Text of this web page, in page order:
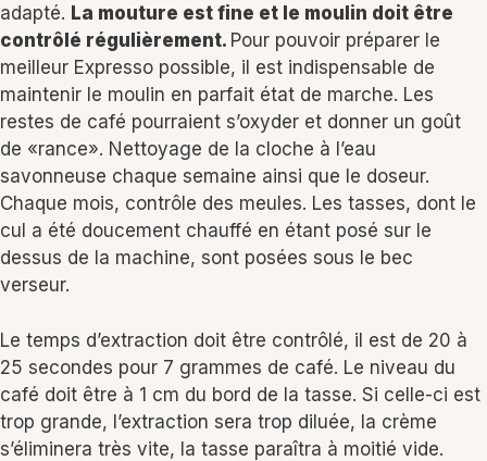
adapté. La mouture est fine et le moulin doit être
contrôlé régulièrement. Pour pouvoir préparer le
meilleur Expresso possible, il est indispensable de
maintenir le moulin en parfait état de marche. Les
restes de café pourraient s’oxyder et donner un goût
de «rance». Nettoyage de la cloche à l’eau
savonneuse chaque semaine ainsi que le doseur.
Chaque mois, contrôle des meules. Les tasses, dont le
cul a été doucement chauffé en étant posé sur le
dessus de la machine, sont posées sous le bec
verseur.
Le temps d’extraction doit être contrôlé, il est de 20 à
25 secondes pour 7 grammes de café. Le niveau du
café doit être à 1 cm du bord de la tasse. Si celle-ci est
trop grande, l’extraction sera trop diluée, la crème
s’éliminera très vite, la tasse paraîtra à moitié vide.